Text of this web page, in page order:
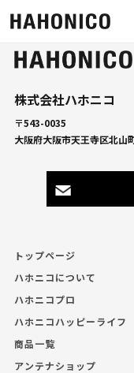
株式会社ハホニコ
〒543-0035
大阪府大阪市天王寺区北山
トップページ
ハホニコについて
ハホニコプロ
ハホニコハッピーライフ
商品一覧
アンテナショップ